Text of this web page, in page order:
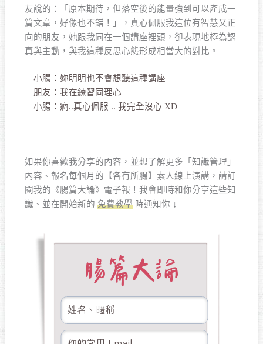
友說的：「原本期待，但落空後的能量強到可以產成一
篇文章，好像也不錯！」，真心佩服我這位有智慧又正
向的朋友，她跟我同在一個講座裡頭，卻表現地極為認
真與主動，與我這種反思心態形成相當大的對比。
小腸：妳明明也不會想聽這種講座
朋友：我在練習同理心
小腸：痾..真心佩服 .. 我完全沒心 XD
如果你喜歡我分享的內容，並想了解更多「知識管理」
內容、報名每個月的【各有所腸】素人線上演講，請訂
閱我的《腸篇大論》電子報！我會即時和你分享這些知
識、並在開始新的免費教學 時通知你 ↓